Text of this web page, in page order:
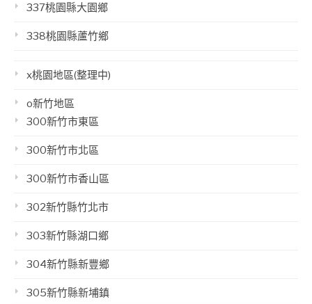
337桃園縣大園鄉
338桃園縣蘆竹鄉
x桃園地區(整理中)
o新竹地區
300新竹市東區
300新竹市北區
300新竹市香山區
302新竹縣竹北市
303新竹縣湖口鄉
304新竹縣新豐鄉
305新竹縣新埔鎮